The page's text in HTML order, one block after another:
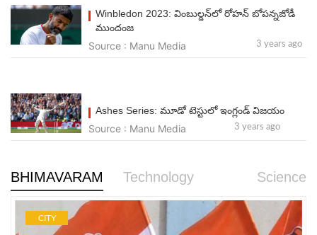
Winbledon 2023: వింబుల్డ‌న్‌లో రోహ‌న్ బోప‌న్నజోడీ
ముందంజ‌
Source : Manu Media 3 years ago
Ashes Series: మూడో టెస్టులో ఇంగ్లండ్ విజ‌యం
Source : Manu Media 3 years ago
BHIMAVARAM Technology Science
CITY